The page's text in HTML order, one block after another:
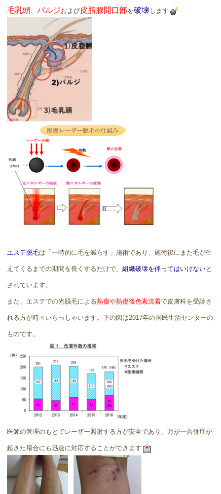
毛乳頭、バルジおよび皮脂腺開口部を破壊します
エステ脱毛は「一時的に毛を減らす」施術であり、施術後にまた毛が生
えてくるまでの期間を長くするだけで、組織破壊を伴ってはいけないと
されています。
また、エステでの光脱毛による熱傷や熱傷後色素沈着で皮膚科を受診さ
れる方が時々いらっしゃいます。下の図は2017年の国民生活センターの
ものです。
医師の管理のもとでレーザー照射する方が安全であり、万が一合併症が
起きた場合にも迅速に対応することができます